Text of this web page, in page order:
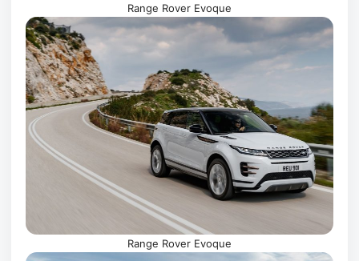
Range Rover Evoque
Range Rover Evoque